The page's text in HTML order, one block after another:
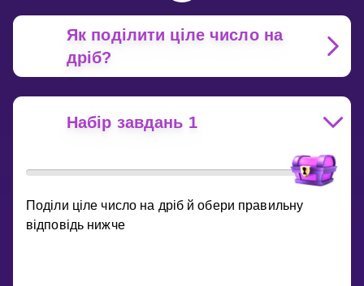
Як поділити ціле число на
дріб?
Набір завдань 1
Поділи ціле число на дріб й обери правильну
відповідь нижче